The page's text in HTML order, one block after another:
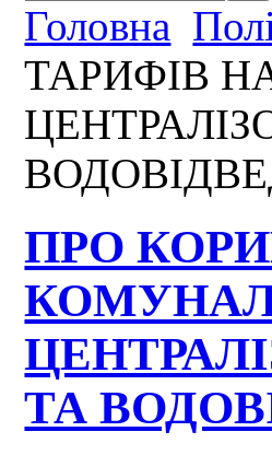
Головна
ТАРИФІВ
ПРО
ТА